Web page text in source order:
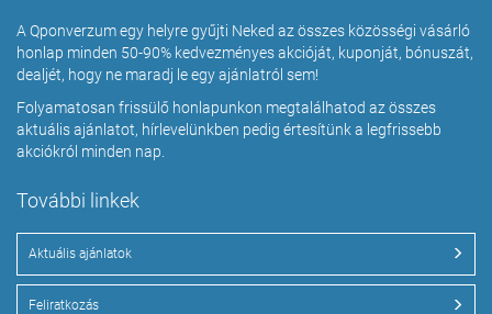
A Qponverzum egy helyre gyűjti Neked az összes közösségi vásárló
honlap minden 50-90% kedvezményes akcióját, kuponját, bónuszát,
dealjét, hogy ne maradj le egy ajánlatról sem!
Folyamatosan frissülő honlapunkon megtalálhatod az összes
aktuális ajánlatot, hírlevelünkben pedig értesítünk a legfrissebb
akciókról minden nap.
További linkek
Aktuális ajánlatok
Feliratkozás